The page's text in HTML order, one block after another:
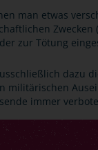
man etwas
zur Tötung
dazu
militärischen
immer